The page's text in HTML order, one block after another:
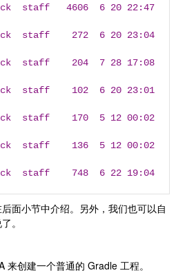
staff   4606  6 20 22:47
staff    272  6 20 23:04
staff    204  7 28 17:08
staff    102  6 20 23:01
staff    170  5 12 00:02
staff    136  5 12 00:02
staff    748  6 22 19:04
面小节中介绍。另外，我们也可以自
。
创建一个普通的 Gradle 工程。